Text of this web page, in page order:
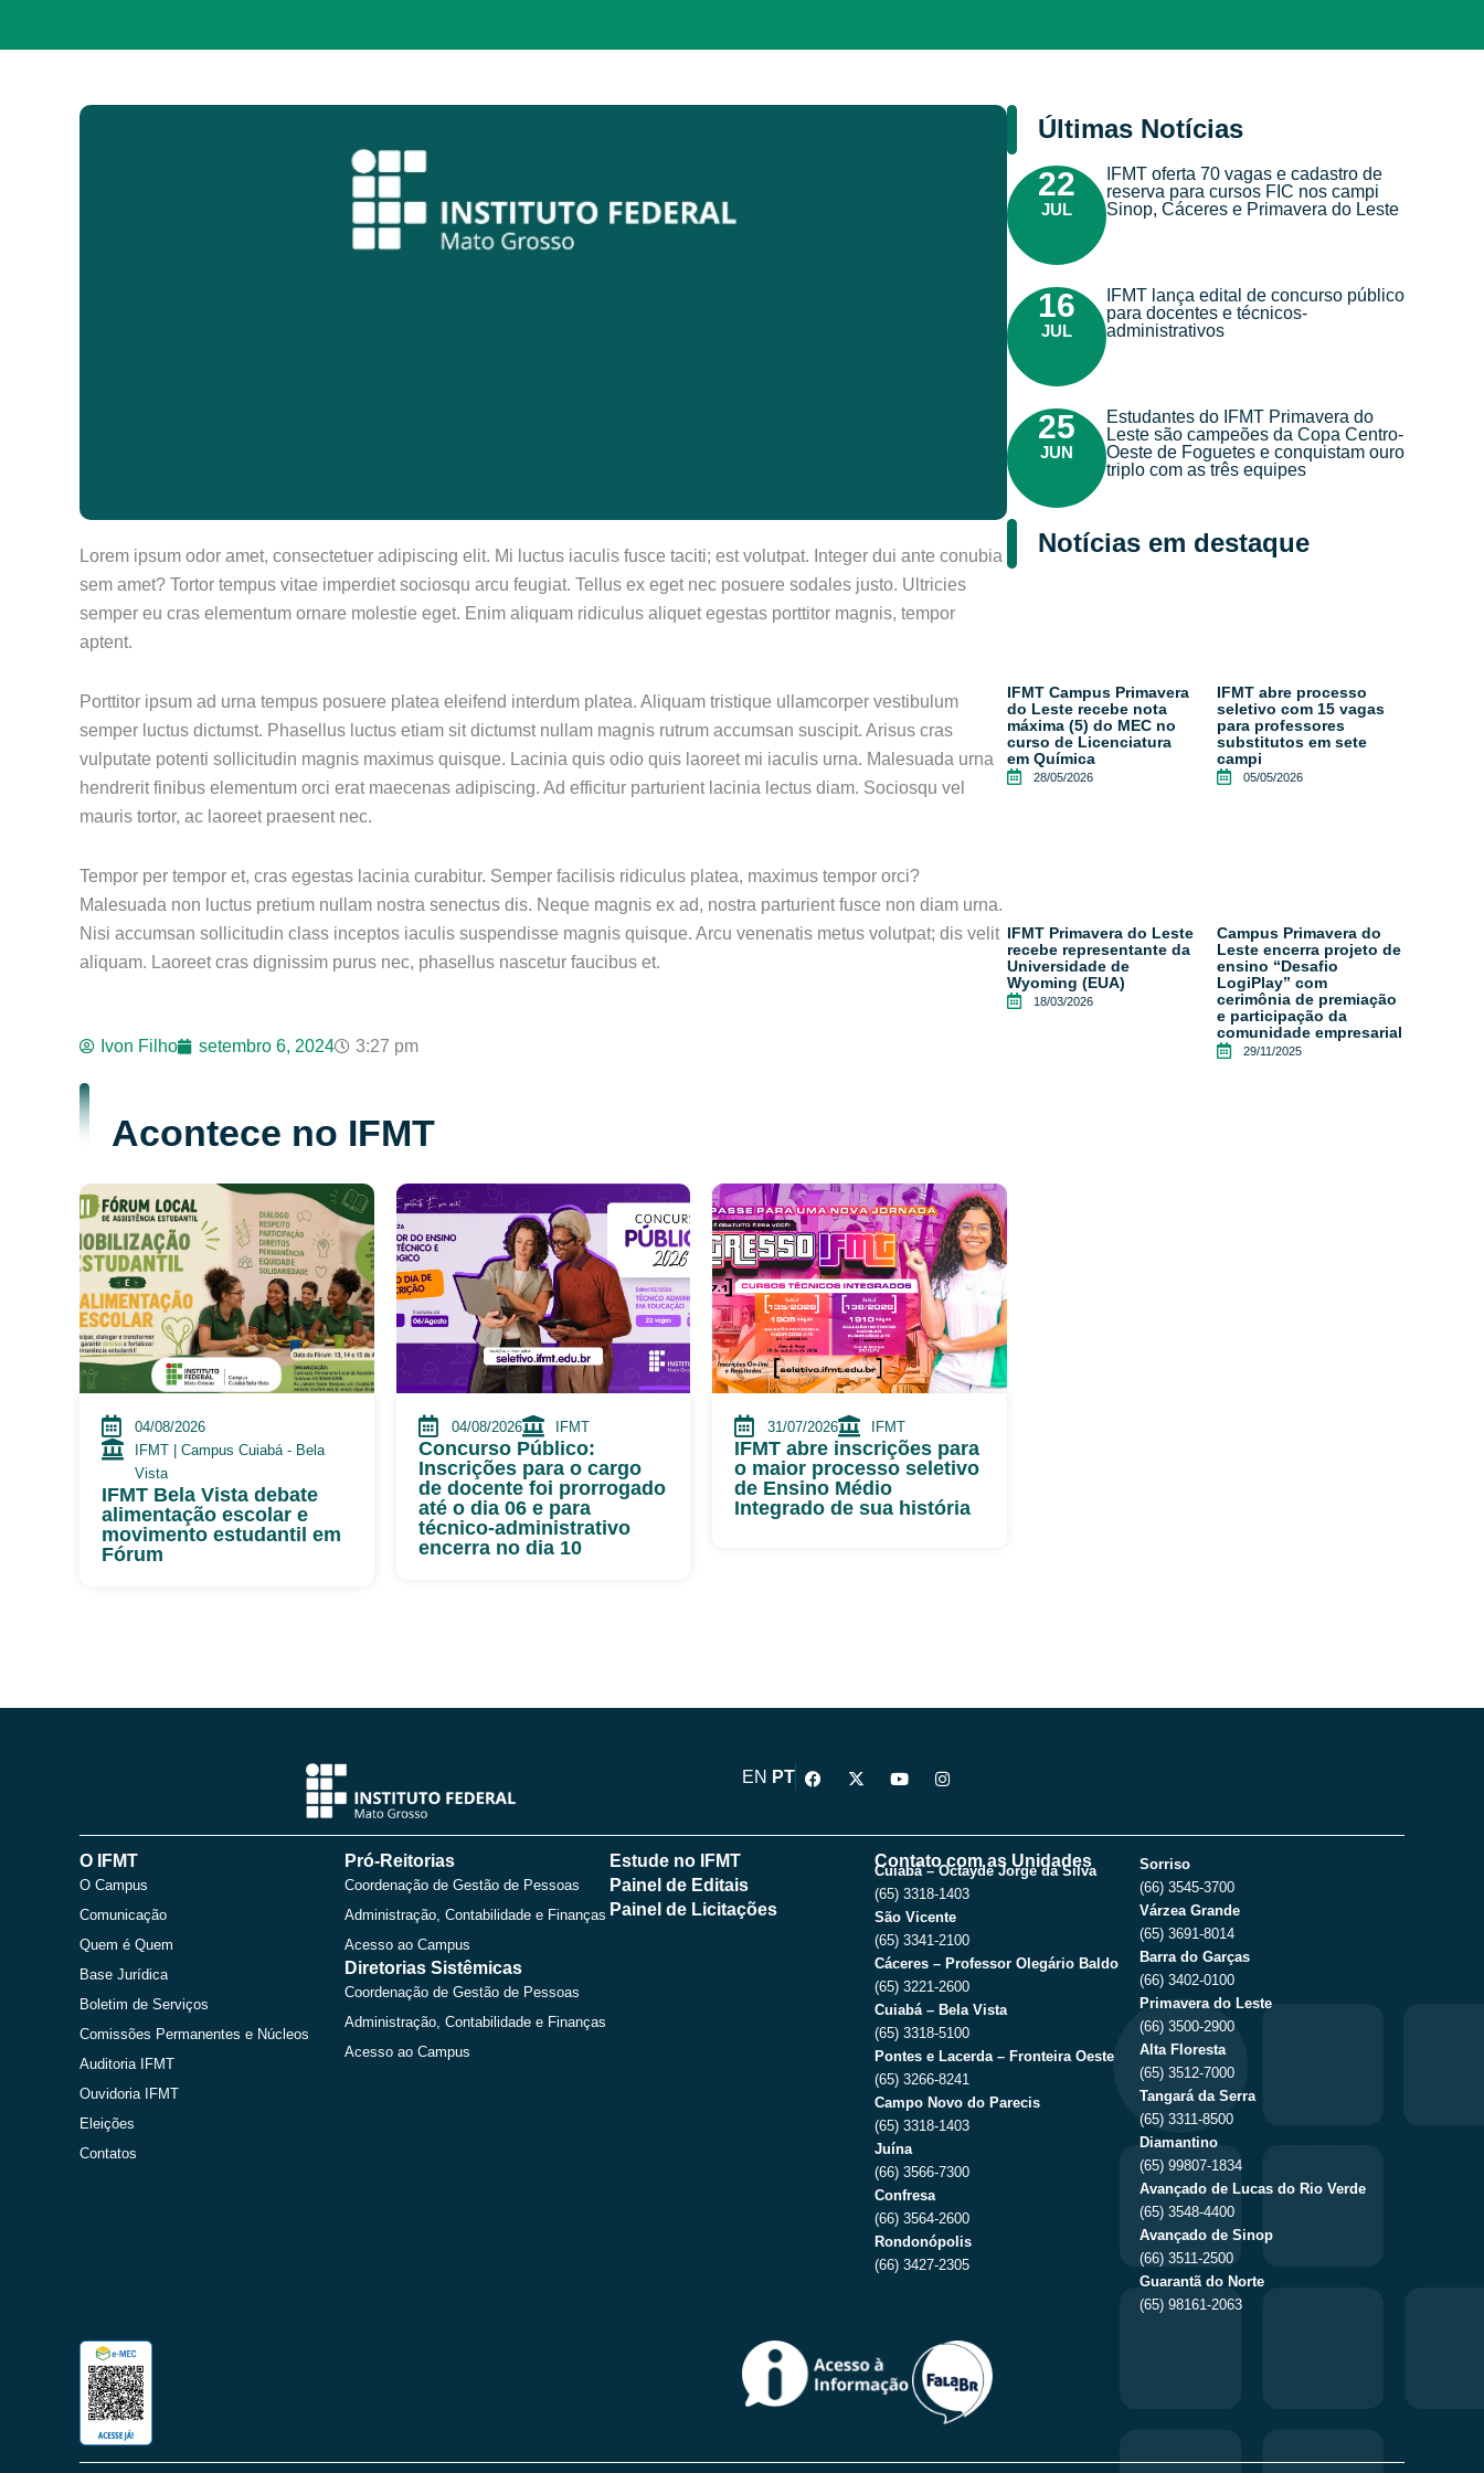
Lorem ipsum odor amet, consectetuer adipiscing elit. Mi luctus iaculis fusce taciti; est volutpat. Integer dui ante conubia
sem amet? Tortor tempus vitae imperdiet sociosqu arcu feugiat. Tellus ex eget nec posuere sodales justo. Ultricies
semper eu cras elementum ornare molestie eget. Enim aliquam ridiculus aliquet egestas porttitor magnis, tempor
aptent.
Porttitor ipsum ad urna tempus posuere platea eleifend interdum platea. Aliquam tristique ullamcorper vestibulum
semper luctus dictumst. Phasellus luctus etiam sit dictumst nullam magnis rutrum accumsan suscipit. Arisus cras
vulputate potenti sollicitudin magnis maximus quisque. Lacinia quis odio quis laoreet mi iaculis urna. Malesuada urna
hendrerit finibus elementum orci erat maecenas adipiscing. Ad efficitur parturient lacinia lectus diam. Sociosqu vel
mauris tortor, ac laoreet praesent nec.
Tempor per tempor et, cras egestas lacinia curabitur. Semper facilisis ridiculus platea, maximus tempor orci?
Malesuada non luctus pretium nullam nostra senectus dis. Neque magnis ex ad, nostra parturient fusce non diam urna.
Nisi accumsan sollicitudin class inceptos iaculis suspendisse magnis quisque. Arcu venenatis metus volutpat; dis velit
aliquam. Laoreet cras dignissim purus nec, phasellus nascetur faucibus et.
Ivon Filho setembro 6, 2024 3:27 pm
Acontece no IFMT
04/08/2026
IFMT | Campus Cuiabá - Bela
Vista
IFMT Bela Vista debate
alimentação escolar e
movimento estudantil em
Fórum
04/08/2026 IFMT
Concurso Público:
Inscrições para o cargo
de docente foi prorrogado
até o dia 06 e para
técnico-administrativo
encerra no dia 10
31/07/2026 IFMT
IFMT abre inscrições para
o maior processo seletivo
de Ensino Médio
Integrado de sua história
Últimas Notícias
22
JUL
IFMT oferta 70 vagas e cadastro de
reserva para cursos FIC nos campi
Sinop, Cáceres e Primavera do Leste
16
JUL
IFMT lança edital de concurso público
para docentes e técnicos-
administrativos
25
JUN
Estudantes do IFMT Primavera do
Leste são campeões da Copa Centro-
Oeste de Foguetes e conquistam ouro
triplo com as três equipes
Notícias em destaque
IFMT Campus Primavera
do Leste recebe nota
máxima (5) do MEC no
curso de Licenciatura
em Química
28/05/2026
IFMT abre processo
seletivo com 15 vagas
para professores
substitutos em sete
campi
05/05/2026
IFMT Primavera do Leste
recebe representante da
Universidade de
Wyoming (EUA)
18/03/2026
Campus Primavera do
Leste encerra projeto de
ensino “Desafio
LogiPlay” com
cerimônia de premiação
e participação da
comunidade empresarial
29/11/2025
EN PT
F
a
b
X
-
i
Y
o
u
b
e
I
n
a
g
r
a
m
O IFMT
O Campus
Comunicação
Quem é Quem
Base Jurídica
Boletim de Serviços
Comissões Permanentes e Núcleos
Auditoria IFMT
Ouvidoria IFMT
Eleições
Contatos
Pró-Reitorias
Coordenação de Gestão de Pessoas
Administração, Contabilidade e Finanças
Acesso ao Campus
Diretorias Sistêmicas
Coordenação de Gestão de Pessoas
Administração, Contabilidade e Finanças
Acesso ao Campus
Estude no IFMT
Painel de Editais
Painel de Licitações
Contato com as Unidades
Cuiabá – Octayde Jorge da Silva
(65) 3318-1403
São Vicente
(65) 3341-2100
Cáceres – Professor Olegário Baldo
(65) 3221-2600
Cuiabá – Bela Vista
(65) 3318-5100
Pontes e Lacerda – Fronteira Oeste
(65) 3266-8241
Campo Novo do Parecis
(65) 3318-1403
Juína
(66) 3566-7300
Confresa
(66) 3564-2600
Rondonópolis
(66) 3427-2305
Sorriso
(66) 3545-3700
Várzea Grande
(65) 3691-8014
Barra do Garças
(66) 3402-0100
Primavera do Leste
(66) 3500-2900
Alta Floresta
(65) 3512-7000
Tangará da Serra
(65) 3311-8500
Diamantino
(65) 99807-1834
Avançado de Lucas do Rio Verde
(65) 3548-4400
Avançado de Sinop
(66) 3511-2500
Guarantã do Norte
(65) 98161-2063